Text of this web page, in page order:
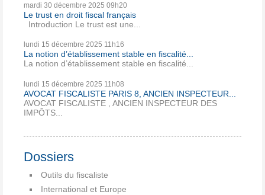
mardi 30 décembre 2025 09h20
Le trust en droit fiscal français
Introduction Le trust est une...
lundi 15 décembre 2025 11h16
La notion d’établissement stable en fiscalité...
La notion d’établissement stable en fiscalité...
lundi 15 décembre 2025 11h08
AVOCAT FISCALISTE PARIS 8, ANCIEN INSPECTEUR...
AVOCAT FISCALISTE , ANCIEN INSPECTEUR DES
IMPÔTS...
Dossiers
Outils du fiscaliste
International et Europe